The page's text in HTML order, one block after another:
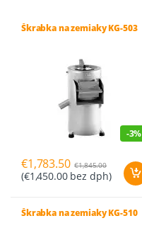
Škrabka na zemiaky KG-503
-3%
€1,783.50 €1,845.00
(€1,450.00bez dph)
Škrabka na zemiaky KG-510